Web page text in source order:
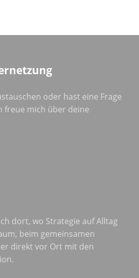
oder hast eine Frage
freue mich über deine
dort, wo Strategie auf Alltag
beim gemeinsamen
direkt vor Ort mit den